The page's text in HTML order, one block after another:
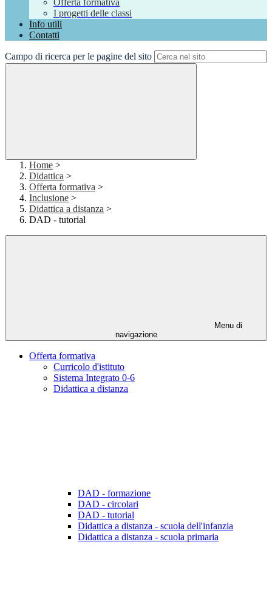
Offerta formativa
I progetti delle classi
Info utili
Contatti
Campo di ricerca per le pagine del sito
Home >
Didattica >
Offerta formativa >
Inclusione >
Didattica a distanza >
DAD - tutorial
Menu di
navigazione
Offerta formativa
Curricolo d'istituto
Sistema Integrato 0-6
Didattica a distanza
DAD - formazione
DAD - circolari
DAD - tutorial
Didattica a distanza - scuola dell'infanzia
Didattica a distanza - scuola primaria